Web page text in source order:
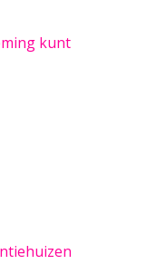
kunt